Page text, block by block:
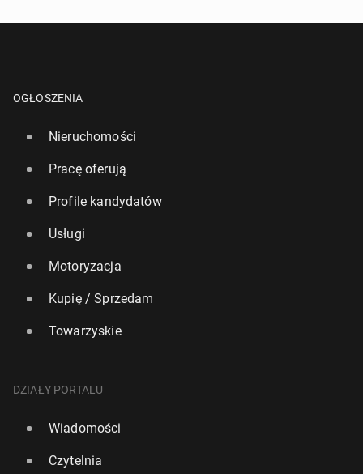
OGŁOSZENIA
Nieruchomości
Pracę oferują
Profile kandydatów
Usługi
Motoryzacja
Kupię / Sprzedam
Towarzyskie
DZIAŁY PORTALU
Wiadomości
Czytelnia